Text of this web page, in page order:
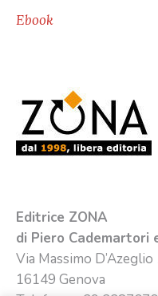
Ebook
Editrice ZONA
di Piero Cademartori
Via Massimo
16149 Genova